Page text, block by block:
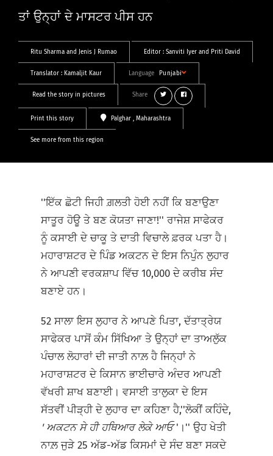
ਤਾਂ ਉਨ੍ਹਾਂ ਦੇ ਮਾਸਟਰ ਪੀਸ ਹਨ
Ritu Sharma and Jenis J Rumao Editor : Sanviti Iyer and Priti David
Translator : Kamaljit Kaur Language Punjabi
Read the story in pictures Share
Print this story Palghar , Maharashtra
See more from this region
''ਇੱਕ ਛੋਟੀ ਜਿਹੀ ਗ਼ਲਤੀ ਹੋਈ ਨਹੀਂ ਕਿ ਬਣਾਉਣਾ
ਸਾਤੂਰ ਹੋਊ ਤੇ ਬਣ ਕੋਯਤਾ ਜਾਣਾ!'' ਰਾਜੇਸ਼ ਸਾਫੇਕਰ
ਨੂੰ ਕਸਾਈ ਦੇ ਚਾਕੂ ਤੇ ਦਾਤੀ ਵਿਚਾਲੇ ਫ਼ਰਕ ਪਤਾ ਹੈ।
ਮਹਾਰਾਸ਼ਟਰ ਦੇ ਪਿੰਡ ਅਕਟਨ ਦੇ ਇਸ ਨਿਪੁੰਨ ਲੁਹਾਰ
ਨੇ ਆਪਣੀ ਵਰਕਸ਼ਾਪ ਵਿੱਚ 10,000 ਦੇ ਕਰੀਬ ਸੰਦ
ਬਣਾਏ ਹਨ।
52 ਸਾਲਾ ਇਸ ਲੁਹਾਰ ਨੇ ਆਪਣੇ ਪਿਤਾ, ਦੱਤਾਤ੍ਰੇਯ
ਸਾਫੇਕਰ ਪਾਸੋਂ ਕੰਮ ਸਿੱਖਿਆ ਤੇ ਉਨ੍ਹਾਂ ਦਾ ਤਾਅਲੁੱਕ
ਪੰਚਾਲ ਲੋਹਾਰਾਂ ਦੀ ਜਾਤੀ ਨਾਲ਼ ਹੈ ਜਿਨ੍ਹਾਂ ਨੇ
ਮਹਾਰਾਸ਼ਟਰ ਦੇ ਕਿਸਾਨ ਭਾਈਚਾਰੇ ਅੰਦਰ ਆਪਣੀ
ਵੱਖਰੀ ਸ਼ਾਖ ਬਣਾਈ। ਵਸਾਈ ਤਾਲੁਕਾ ਦੇ ਇਸ
ਸੱਤਵੀਂ ਪੀੜ੍ਹੀ ਦੇ ਲੁਹਾਰ ਦਾ ਕਹਿਣਾ ਹੈ,''ਲੋਕੀਂ ਕਹਿੰਦੇ,
'ਅਕਟਨ ਸੇ ਹੀ ਹਥਿਆਰ ਲੇਕੇ ਆਓ'।'' ਉਹ ਖੇਤੀ
ਨਾਲ਼ ਜੁੜੇ 25 ਅੱਡ-ਅੱਡ ਕਿਸਮਾਂ ਦੇ ਸੰਦ ਬਣਾ ਸਕਦੇ